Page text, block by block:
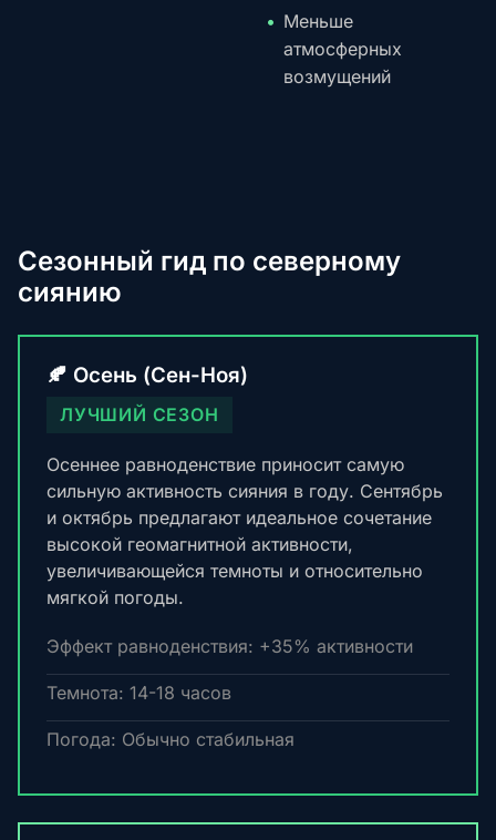
Меньше
атмосферных
возмущений
Сезонный гид по северному
сиянию
🍂 Осень (Сен-Ноя)
ЛУЧШИЙ СЕЗОН
Осеннее равноденствие приносит самую
сильную активность сияния в году. Сентябрь
и октябрь предлагают идеальное сочетание
высокой геомагнитной активности,
увеличивающейся темноты и относительно
мягкой погоды.
Эффект равноденствия: +35% активности
Темнота: 14-18 часов
Погода: Обычно стабильная